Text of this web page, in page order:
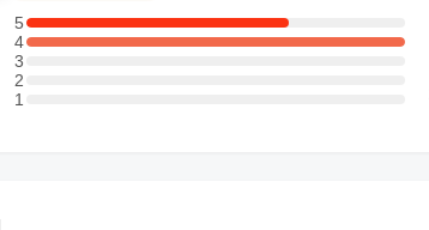
5
5 星：9 則評論
4
4 星：13 則評論
3
3 星：0 則評論
2
2 星：0 則評論
11 星：0 則評論